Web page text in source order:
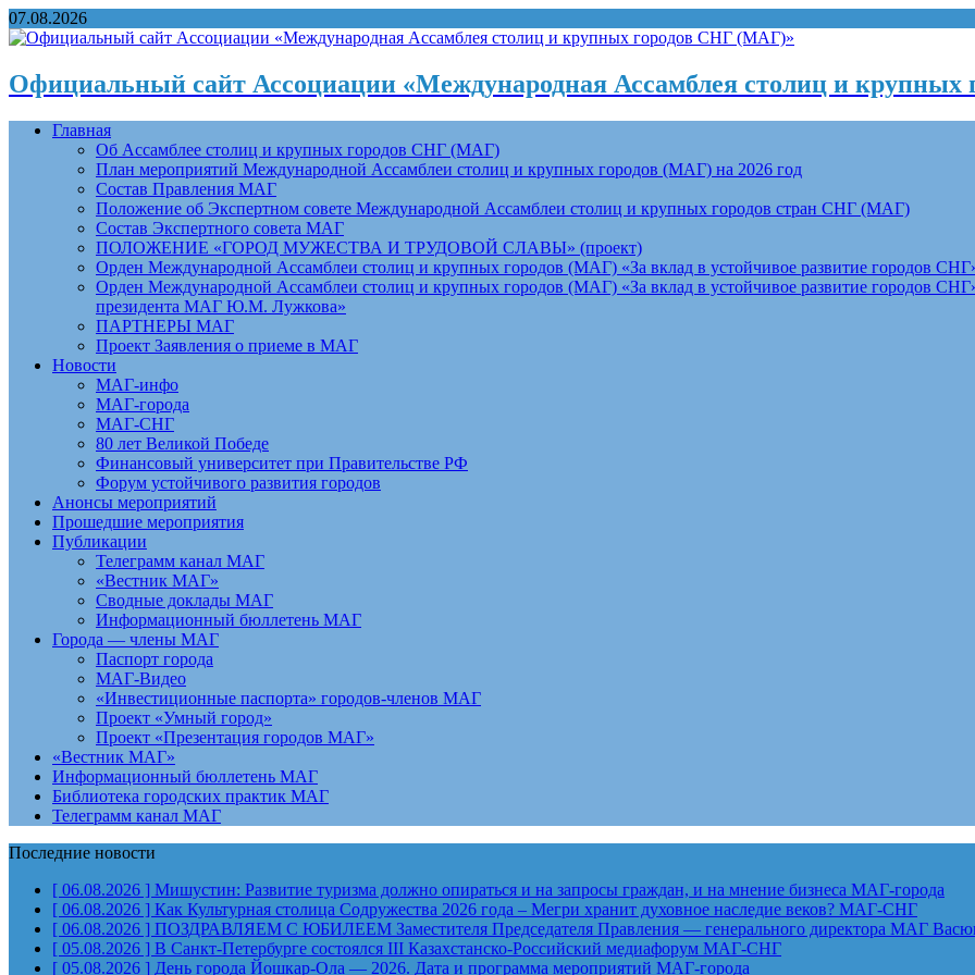
07.08.2026
Официальный сайт Ассоциации «Международная Ассамблея столиц и
Главная
Об Ассамблее столиц и крупных городов СНГ (МАГ)
План мероприятий Международной Ассамблеи столиц и крупных городов (МАГ) на 2026 год
Состав Правления МАГ
Положение об Экспертном совете Международной Ассамблеи столиц и крупных городов стран СНГ (МАГ)
Состав Экспертного совета МАГ
ПОЛОЖЕНИЕ «ГОРОД МУЖЕСТВА И ТРУДОВОЙ СЛАВЫ» (проект)
Орден Международной Ассамблеи столиц и крупных городов (МАГ) «За вклад в устойчивое развитие городов
Орден Международной Ассамблеи столиц и крупных городов (МАГ) «За вклад в устойчивое развитие городов
президента МАГ Ю.М. Лужкова»
ПАРТНЕРЫ МАГ
Проект Заявления о приеме в МАГ
Новости
МАГ-инфо
МАГ-города
МАГ-СНГ
80 лет Великой Победе
Финансовый университет при Правительстве РФ
Форум устойчивого развития городов
Анонсы мероприятий
Прошедшие мероприятия
Публикации
Телеграмм канал МАГ
«Вестник МАГ»
Сводные доклады МАГ
Информационный бюллетень МАГ
Города — члены МАГ
Паспорт города
МАГ-Видео
«Инвестиционные паспорта» городов-членов МАГ
Проект «Умный город»
Проект «Презентация городов МАГ»
«Вестник МАГ»
Информационный бюллетень МАГ
Библиотека городских практик МАГ
Телеграмм канал МАГ
Последние новости
[ 06.08.2026 ] Мишустин: Развитие туризма должно опираться и на запросы граждан, и на мнение бизнеса МАГ-города
[ 06.08.2026 ] Как Культурная столица Содружества 2026 года – Мегри хранит духовное наследие веков? МАГ-СНГ
[ 06.08.2026 ] ПОЗДРАВЛЯЕМ С ЮБИЛЕЕМ Заместителя Председателя Правления — генерального директора МАГ
[ 05.08.2026 ] В Санкт-Петербурге состоялся III Казахстанско-Российский медиафорум МАГ-СНГ
[ 05.08.2026 ] День города Йошкар-Ола — 2026. Дата и программа мероприятий МАГ-города